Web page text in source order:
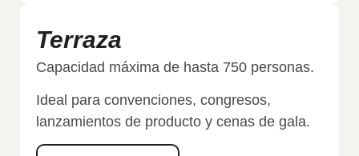
Terraza
Capacidad máxima de hasta 750 personas.
Ideal para convenciones, congresos,
lanzamientos de producto y cenas de gala.